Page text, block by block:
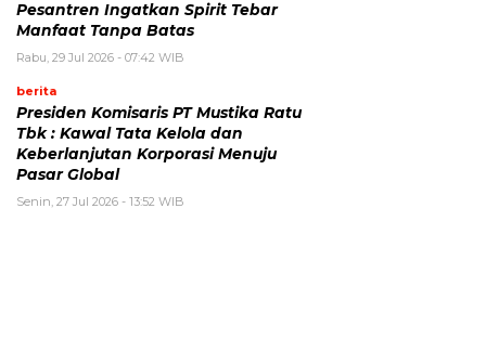
Pesantren Ingatkan Spirit Tebar
Manfaat Tanpa Batas
Rabu, 29 Jul 2026 - 07:42 WIB
berita
Presiden Komisaris PT Mustika Ratu
Tbk : Kawal Tata Kelola dan
Keberlanjutan Korporasi Menuju
Pasar Global
Senin, 27 Jul 2026 - 13:52 WIB